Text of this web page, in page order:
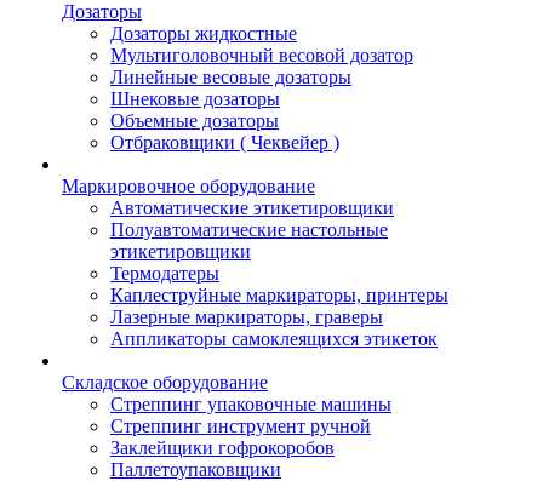
Дозаторы
Дозаторы жидкостные
Мультиголовочный весовой дозатор
Линейные весовые дозаторы
Шнековые дозаторы
Объемные дозаторы
Отбраковщики ( Чеквейер )
Маркировочное оборудование
Автоматические этикетировщики
Полуавтоматические настольные
этикетировщики
Термодатеры
Каплеструйные маркираторы, принтеры
Лазерные маркираторы, граверы
Аппликаторы самоклеящихся этикеток
Складское оборудование
Стреппинг упаковочные машины
Стреппинг инструмент ручной
Заклейщики гофрокоробов
Паллетоупаковщики